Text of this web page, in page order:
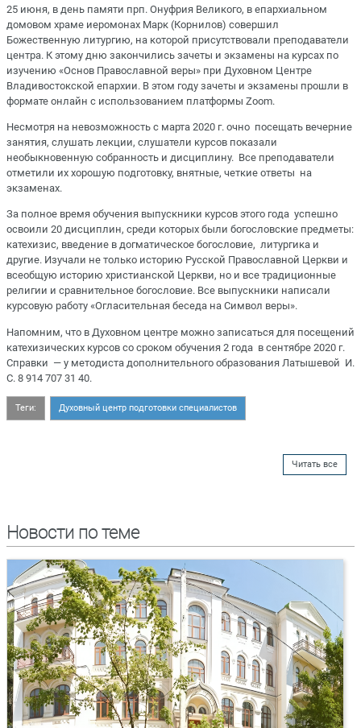
25 июня, в день памяти прп. Онуфрия Великого, в епархиальном
домовом храме иеромонах Марк (Корнилов) совершил
Божественную литургию, на которой присутствовали преподаватели
центра. К этому дню закончились зачеты и экзамены на курсах по
изучению «Основ Православной веры» при Духовном Центре
Владивостокской епархии. В этом году зачеты и экзамены прошли в
формате онлайн с использованием платформы Zoom.
Несмотря на невозможность с марта 2020 г. очно посещать вечерние
занятия, слушать лекции, слушатели курсов показали
необыкновенную собранность и дисциплину. Все преподаватели
отметили их хорошую подготовку, внятные, четкие ответы на
экзаменах.
За полное время обучения выпускники курсов этого года успешно
освоили 20 дисциплин, среди которых были богословские предметы:
катехизис, введение в догматическое богословие, литургика и
другие. Изучали не только историю Русской Православной Церкви и
всеобщую историю христианской Церкви, но и все традиционные
религии и сравнительное богословие. Все выпускники написали
курсовую работу «Огласительная беседа на Символ веры».
Напомним, что в Духовном центре можно записаться для посещений
катехизических курсов со сроком обучения 2 года в сентябре 2020 г.
Справки — у методиста дополнительного образования Латышевой И.
С. 8 914 707 31 40.
Теги: Духовный центр подготовки специалистов
Читать все
Новости по теме